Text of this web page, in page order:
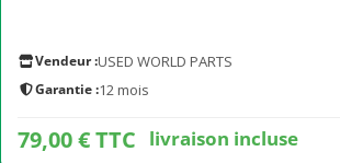
Vendeur :USED WORLD PARTS
Garantie :12 mois
79,00 € TTC livraison incluse